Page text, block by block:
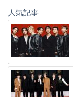
人気記事